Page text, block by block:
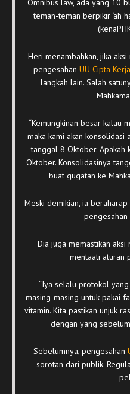
teman-teman berpikir ‘ah
Heri menambahkan, jika
pengesahan UU Cipta Kerja
langkah lain. Salah
“Kemungkinan besar kalau
maka kami akan konsolidasi
tanggal 8 Oktober. Apakah
Oktober. Konsolidasinya
buat gugatan ke
Meski demikian, ia
pengesahan
Dia juga memastikan
mentaati aturan
“Iya selalu protokol
masing-masing untuk pakai
vitamin. Kita pastikan unjuk
dengan yang
Sebelumnya, pengesahan
sorotan dari publik.